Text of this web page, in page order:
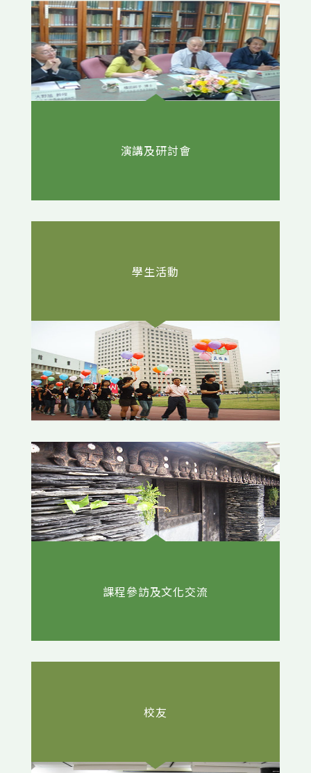
演講及研討會
學生活動
課程參訪及文化交流
校友